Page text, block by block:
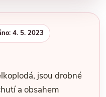
4. 5. 2023
jsou drobné
a obsahem